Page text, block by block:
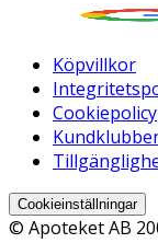
Köpvillkor
Cookiepolicy
Cookieinställningar
© Apoteket AB